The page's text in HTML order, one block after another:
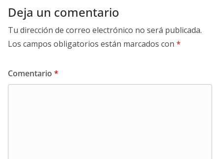
Deja un comentario
Tu dirección de correo electrónico no será publicada.
Los campos obligatorios están marcados con *
Comentario *